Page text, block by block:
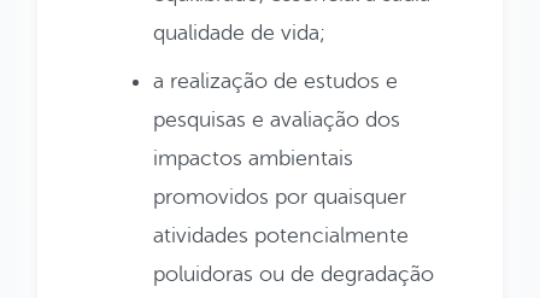
qualidade de vida;
a realização de estudos e
pesquisas e avaliação dos
impactos ambientais
promovidos por quaisquer
atividades potencialmente
poluidoras ou de degradação